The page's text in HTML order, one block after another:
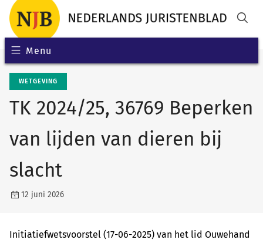
Menu
WETGEVING
TK 2024/25, 36769 Beperken
van lijden van dieren bij
slacht
12 juni 2026
Initiatiefwetsvoorstel (17-06-2025) van het lid Ouwehand